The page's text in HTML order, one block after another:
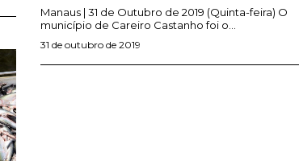
Manaus | 31 de Outubro de 2019 (Quinta-feira) O
município de Careiro Castanho foi o...
31 de outubro de 2019